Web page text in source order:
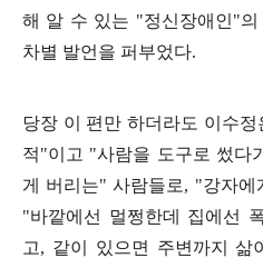
해 알 수 있는 "정신장애인"의
차별 발언을 퍼부었다.
당장 이 편만 하더라도 이수정
적"이고 "사람을 도구로 썼다
게 버리는"사람들로, "강자에
"바깥에선 멀쩡한데 집에선
고, 같이 있으면 주변까지 삶